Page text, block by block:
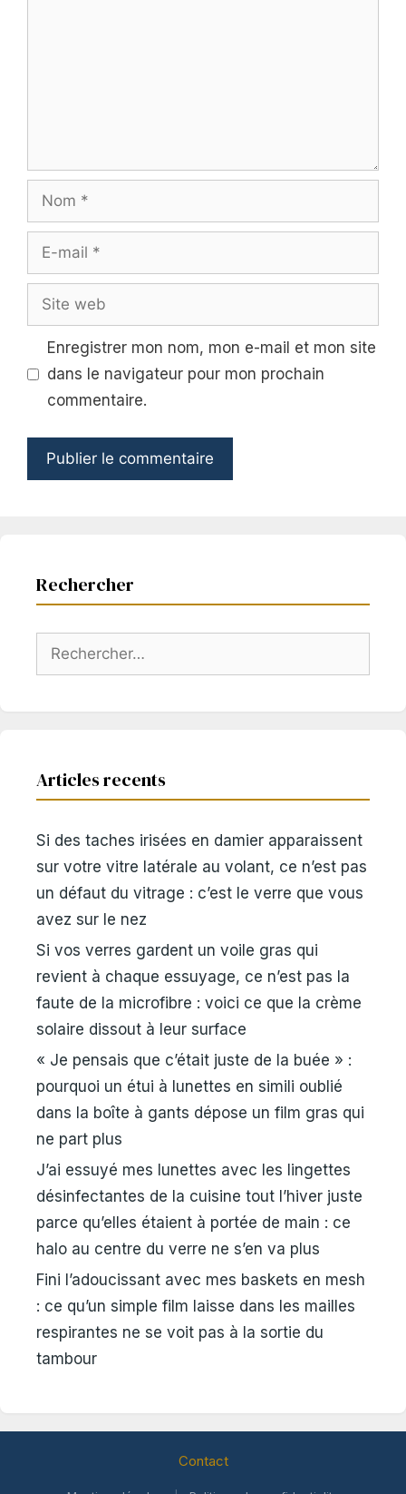
Nom
mail
Site
web
Enregistrer mon nom, mon e-mail et mon site
dans le navigateur pour mon prochain
commentaire.
Rechercher
Rechercher :
Articles recents
Si des taches irisées en damier apparaissent
sur votre vitre latérale au volant, ce n’est pas
un défaut du vitrage : c’est le verre que vous
avez sur le nez
Si vos verres gardent un voile gras qui
revient à chaque essuyage, ce n’est pas la
faute de la microfibre : voici ce que la crème
solaire dissout à leur surface
« Je pensais que c’était juste de la buée » :
pourquoi un étui à lunettes en simili oublié
dans la boîte à gants dépose un film gras qui
ne part plus
J’ai essuyé mes lunettes avec les lingettes
désinfectantes de la cuisine tout l’hiver juste
parce qu’elles étaient à portée de main : ce
halo au centre du verre ne s’en va plus
Fini l’adoucissant avec mes baskets en mesh
: ce qu’un simple film laisse dans les mailles
respirantes ne se voit pas à la sortie du
tambour
Contact